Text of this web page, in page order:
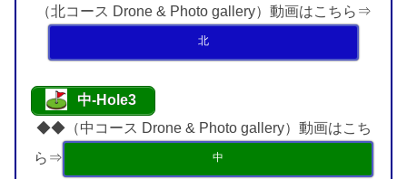
（北コース Drone & Photo gallery）動画はこちら⇒
北
中-Hole3
◆◆（中コース Drone & Photo gallery）動画はこち
ら⇒
中